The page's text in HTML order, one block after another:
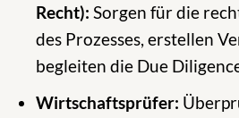
Recht): Sorgen für die
des Prozesses, erstellen
begleiten die Due
Wirtschaftsprüfer: